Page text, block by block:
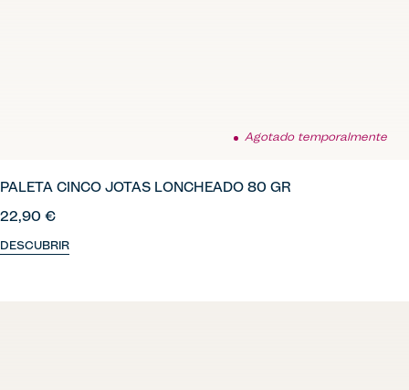
Agotado temporalmente
PALETA CINCO JOTAS LONCHEADO 80 GR
22,90 €
DESCUBRIR